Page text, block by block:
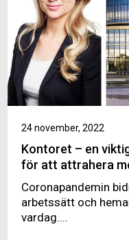
24 november, 2022
Kontoret – en
för att attrahera
Coronapandemin
arbetssätt och
vardag....